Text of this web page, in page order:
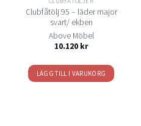
Clubfåtölj 95 – läder major
svart/ ekben
Above Möbel
10.120 kr
LÄGG TILL I VARUKORG